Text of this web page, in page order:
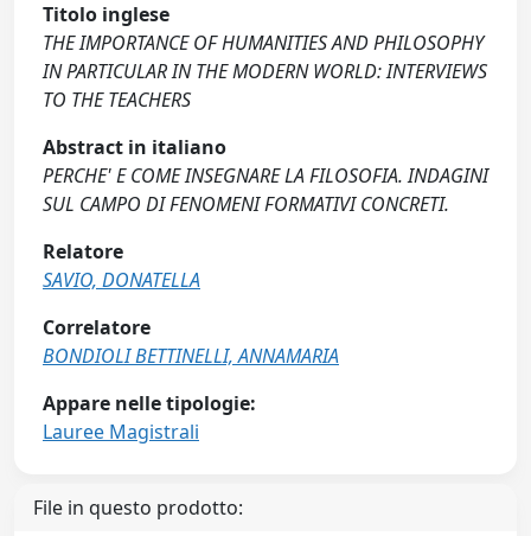
Titolo inglese
THE IMPORTANCE OF HUMANITIES AND PHILOSOPHY
IN PARTICULAR IN THE MODERN WORLD: INTERVIEWS
TO THE TEACHERS
Abstract in italiano
PERCHE' E COME INSEGNARE LA FILOSOFIA. INDAGINI
SUL CAMPO DI FENOMENI FORMATIVI CONCRETI.
Relatore
SAVIO, DONATELLA
Correlatore
BONDIOLI BETTINELLI, ANNAMARIA
Appare nelle tipologie:
Lauree Magistrali
File in questo prodotto: